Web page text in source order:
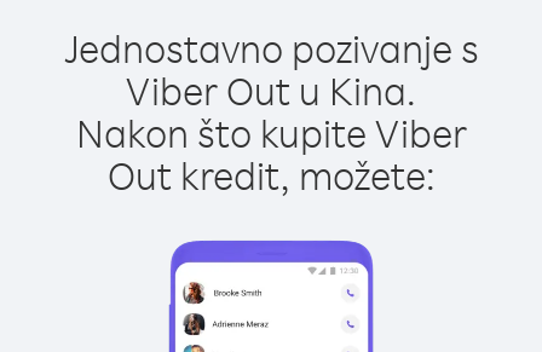
Jednostavno pozivanje s
Viber Out u Kina.
Nakon što kupite Viber
Out kredit, možete: